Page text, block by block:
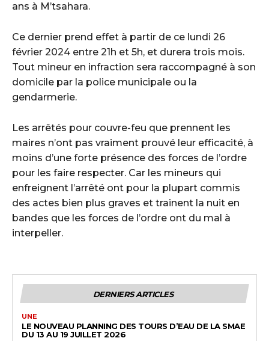
ans à M’tsahara.
Ce dernier prend effet à partir de ce lundi 26
février 2024 entre 21h et 5h, et durera trois mois.
Tout mineur en infraction sera raccompagné à son
domicile par la police municipale ou la
gendarmerie.
Les arrêtés pour couvre-feu que prennent les
maires n’ont pas vraiment prouvé leur efficacité, à
moins d’une forte présence des forces de l’ordre
pour les faire respecter. Car les mineurs qui
enfreignent l’arrêté ont pour la plupart commis
des actes bien plus graves et trainent la nuit en
bandes que les forces de l’ordre ont du mal à
interpeller.
DERNIERS ARTICLES
UNE
LE NOUVEAU PLANNING DES TOURS D’EAU DE LA SMAE
DU 13 AU 19 JUILLET 2026